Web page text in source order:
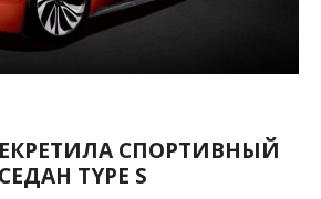
СПОРТИВНЫЙ
СЕДАН TYPE S